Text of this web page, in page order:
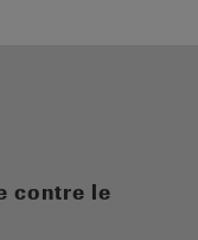
contre le